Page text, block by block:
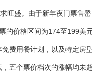
旺盛。由于新年夜门票售
价格区间为174至199美
费用餐计划，以及特定房型
五个票价档次的涨幅均